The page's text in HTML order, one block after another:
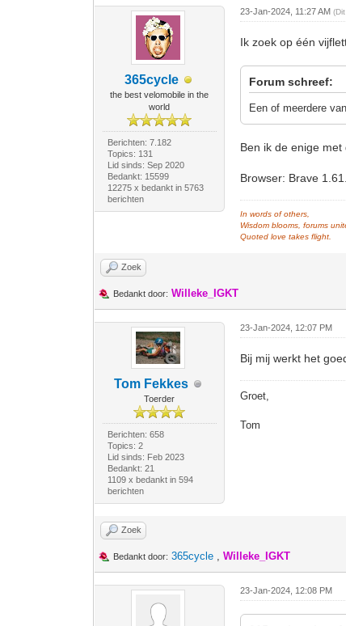
365cycle
the best velomobile in the
world
Berichten: 7.182
Topics: 131
Lid sinds: Sep 2020
Bedankt: 15599
12275 x bedankt in 5763
berichten
23-Jan-2024, 11:27 AM
Ik zoek op één
Forum schreef:
Een of meerdere
Ben ik de enige
Browser: Brave
In words of others,
Wisdom blooms, forums
Quoted love takes flight.
Zoek
Bedankt door: Willeke_IGKT
Tom Fekkes
Toerder
Berichten: 658
Topics: 2
Lid sinds: Feb 2023
Bedankt: 21
1109 x bedankt in 594
berichten
23-Jan-2024, 12:07 PM
Bij mij werkt het
Groet,
Tom
Zoek
Bedankt door: 365cycle ,Willeke_IGKT
23-Jan-2024, 12:08 PM